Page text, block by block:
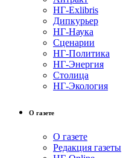
НГ-Exlibris
Дипкурьер
НГ-Наука
Сценарии
НГ-Политика
НГ-Энергия
Столица
НГ-Экология
О газете
О газете
Редакция газеты